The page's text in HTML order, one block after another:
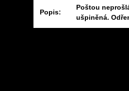
Popis:
Poštou
ušpiněná.